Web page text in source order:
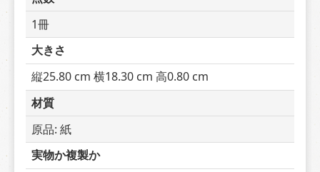
1冊
大きさ
縦25.80 cm 横18.30 cm 高0.80 cm
材質
原品: 紙
実物か複製か